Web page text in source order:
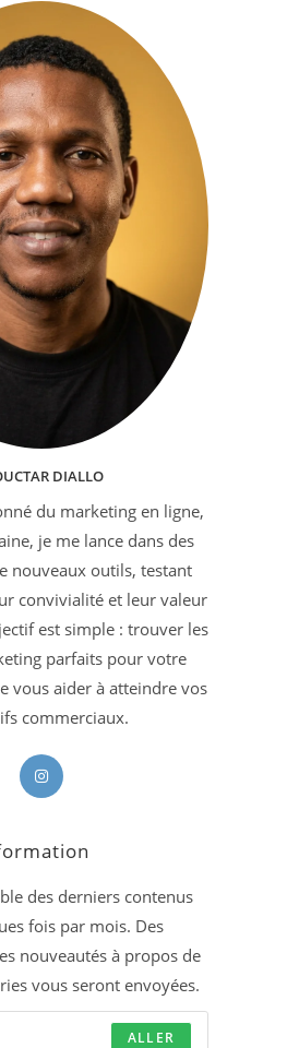
DIALLO
du marketing en ligne,
je me lance dans des
nouveaux outils, testant
convivialité et leur valeur
est simple : trouver les
parfaits pour votre
vous aider à atteindre vos
commerciaux.
S’ouvre
nouvel
des derniers contenus
fois par mois. Des
nouveautés à propos de
vous seront envoyées.
ALLER